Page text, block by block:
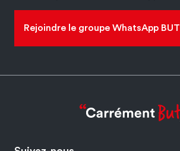
Rejoindre le groupe WhatsApp BUT